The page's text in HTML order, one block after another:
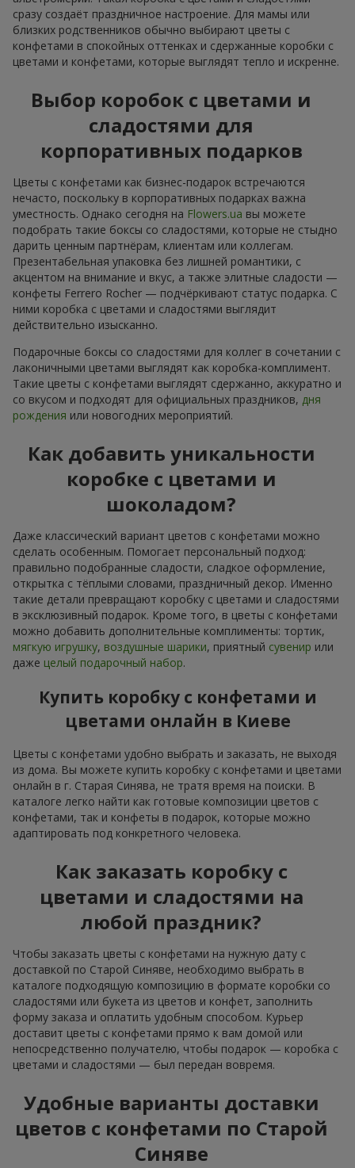
сразу создаёт праздничное настроение. Для мамы или
близких родственников обычно выбирают цветы с
конфетами в спокойных оттенках и сдержанные коробки с
цветами и конфетами, которые выглядят тепло и искренне.
Выбор коробок с цветами и
сладостями для
корпоративных подарков
Цветы с конфетами как бизнес-подарок встречаются
нечасто, поскольку в корпоративных подарках важна
уместность. Однако сегодня на Flowers.ua вы можете
подобрать такие боксы со сладостями, которые не стыдно
дарить ценным партнёрам, клиентам или коллегам.
Презентабельная упаковка без лишней романтики, с
акцентом на внимание и вкус, а также элитные сладости —
конфеты Ferrero Rocher — подчёркивают статус подарка. С
ними коробка с цветами и сладостями выглядит
действительно изысканно.
Подарочные боксы со сладостями для коллег в сочетании с
лаконичными цветами выглядят как коробка-комплимент.
Такие цветы с конфетами выглядят сдержанно, аккуратно и
со вкусом и подходят для официальных праздников, дня
рождения или новогодних мероприятий.
Как добавить уникальности
коробке с цветами и
шоколадом?
Даже классический вариант цветов с конфетами можно
сделать особенным. Помогает персональный подход:
правильно подобранные сладости, сладкое оформление,
открытка с тёплыми словами, праздничный декор. Именно
такие детали превращают коробку с цветами и сладостями
в эксклюзивный подарок. Кроме того, в цветы с конфетами
можно добавить дополнительные комплименты: тортик,
мягкую игрушку, воздушные шарики, приятный сувенир или
даже целый подарочный набор.
Купить коробку с конфетами и
цветами онлайн в Киеве
Цветы с конфетами удобно выбрать и заказать, не выходя
из дома. Вы можете купить коробку с конфетами и цветами
онлайн в г. Старая Синява, не тратя время на поиски. В
каталоге легко найти как готовые композиции цветов с
конфетами, так и конфеты в подарок, которые можно
адаптировать под конкретного человека.
Как заказать коробку с
цветами и сладостями на
любой праздник?
Чтобы заказать цветы с конфетами на нужную дату с
доставкой по Старой Синяве, необходимо выбрать в
каталоге подходящую композицию в формате коробки со
сладостями или букета из цветов и конфет, заполнить
форму заказа и оплатить удобным способом. Курьер
доставит цветы с конфетами прямо к вам домой или
непосредственно получателю, чтобы подарок — коробка с
цветами и сладостями — был передан вовремя.
Удобные варианты доставки
цветов с конфетами по Старой
Синяве